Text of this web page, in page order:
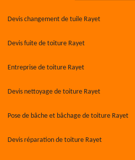
Devis changement de tuile Rayet
Devis fuite de toiture Rayet
Entreprise de toiture Rayet
Devis nettoyage de toiture Rayet
Pose de bâche et bâchage de toiture Rayet
Devis réparation de toiture Rayet